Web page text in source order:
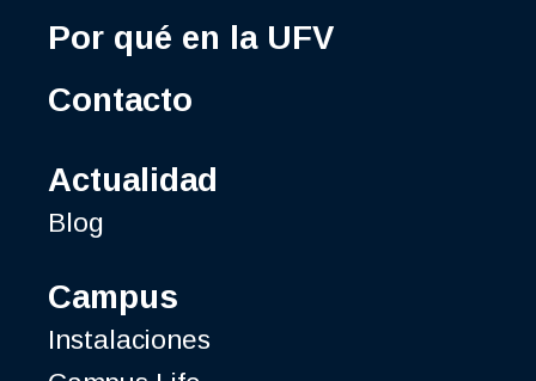
Por qué en la UFV
Contacto
Actualidad
Blog
Campus
Instalaciones